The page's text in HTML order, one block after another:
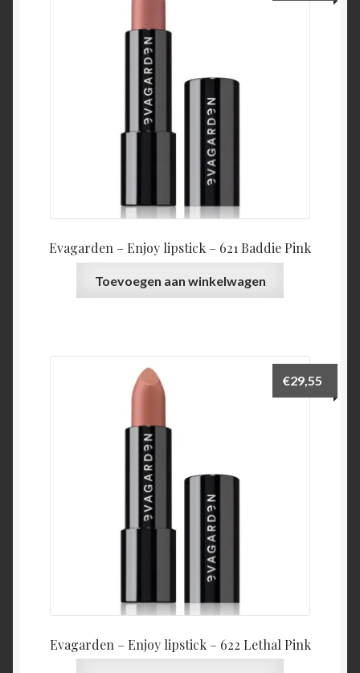
Evagarden – Enjoy lipstick – 621 Baddie Pink
Toevoegen aan winkelwagen
Evagarden – Enjoy lipstick – 622 Lethal Pink
€29,55